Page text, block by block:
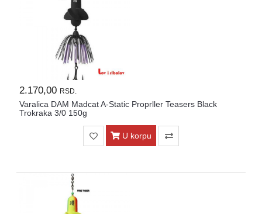
2.170,00 RSD.
Varalica DAM Madcat A-Static Proprller Teasers Black
Trokraka 3/0 150g
U korpu